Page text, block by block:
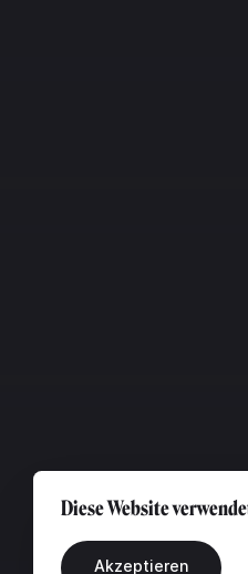
Diese Website
Akzeptieren